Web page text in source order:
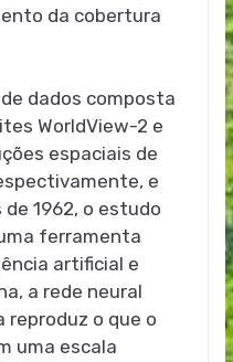
da cobertura
dados composta
WorldView-2 e
espaciais de
e
1962, o estudo
ferramenta
artificial e
a rede neural
reproduz o que o
uma escala